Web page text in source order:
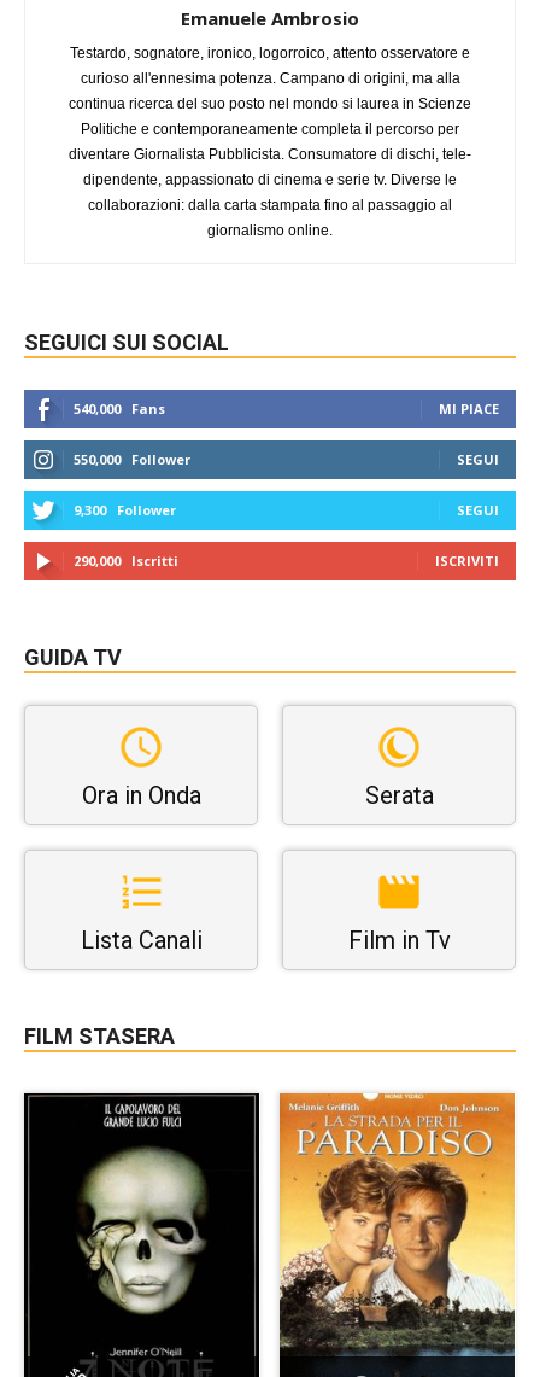
Emanuele Ambrosio
Testardo, sognatore, ironico, logorroico, attento osservatore e
curioso all'ennesima potenza. Campano di origini, ma alla
continua ricerca del suo posto nel mondo si laurea in Scienze
Politiche e contemporaneamente completa il percorso per
diventare Giornalista Pubblicista. Consumatore di dischi, tele-
dipendente, appassionato di cinema e serie tv. Diverse le
collaborazioni: dalla carta stampata fino al passaggio al
giornalismo online.
SEGUICI SUI SOCIAL
540,000 Fans MI PIACE
550,000 Follower SEGUI
9,300 Follower SEGUI
290,000 Iscritti ISCRIVITI
GUIDA TV
Ora in Onda Serata
Lista Canali Film in Tv
FILM STASERA